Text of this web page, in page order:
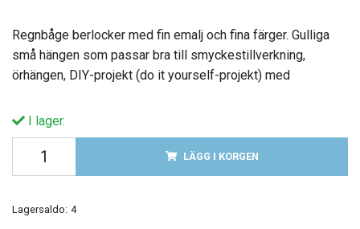
Regnbåge berlocker med fin emalj och fina färger. Gulliga
små hängen som passar bra till smyckestillverkning,
örhängen, DIY-projekt (do it yourself-projekt) med
I lager.
LÄGG I KORGEN
Lagersaldo: 4